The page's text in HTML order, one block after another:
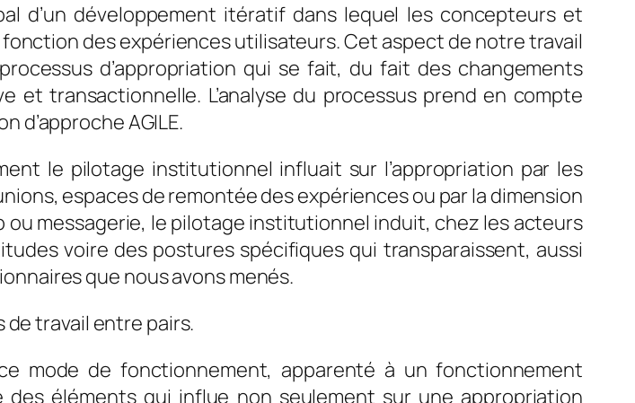
d’un développement itératif dans lequel les concepteurs et
des expériences utilisateurs. Cet aspect de notre travail
d’appropriation qui se fait, du fait des changements
transactionnelle. L’analyse du processus prend en compte
d’approche AGILE.
le pilotage institutionnel influait sur l’appropriation par les
espaces de remontée des expériences ou par la dimension
ou messagerie, le pilotage institutionnel induit, chez les acteurs
voire des postures spécifiques qui transparaissent, aussi
que nous avons menés.
de travail entre pairs.
mode de fonctionnement, apparenté à un fonctionnement
éléments qui influe non seulement sur une appropriation